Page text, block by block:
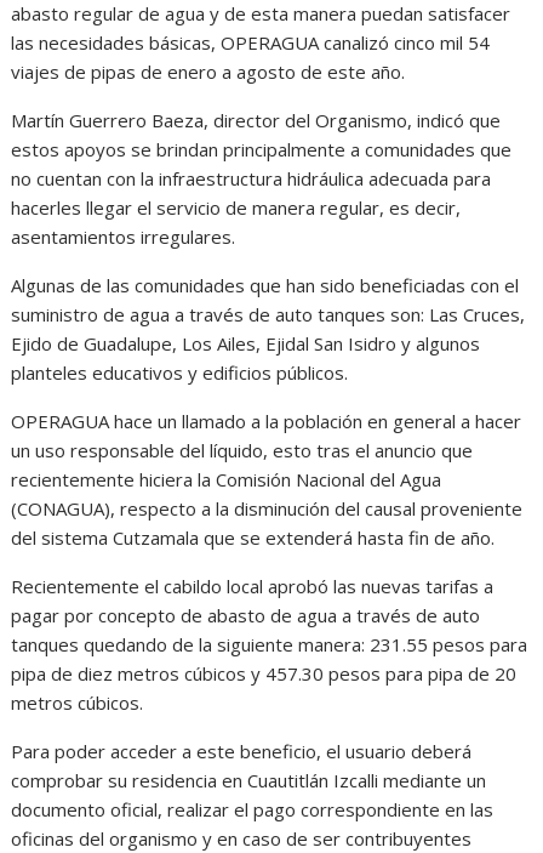
abasto regular de agua y de esta manera puedan satisfacer
las necesidades básicas, OPERAGUA canalizó cinco mil 54
viajes de pipas de enero a agosto de este año.
Martín Guerrero Baeza, director del Organismo, indicó que
estos apoyos se brindan principalmente a comunidades que
no cuentan con la infraestructura hidráulica adecuada para
hacerles llegar el servicio de manera regular, es decir,
asentamientos irregulares.
Algunas de las comunidades que han sido beneficiadas con el
suministro de agua a través de auto tanques son: Las Cruces,
Ejido de Guadalupe, Los Ailes, Ejidal San Isidro y algunos
planteles educativos y edificios públicos.
OPERAGUA hace un llamado a la población en general a hacer
un uso responsable del líquido, esto tras el anuncio que
recientemente hiciera la Comisión Nacional del Agua
(CONAGUA), respecto a la disminución del causal proveniente
del sistema Cutzamala que se extenderá hasta fin de año.
Recientemente el cabildo local aprobó las nuevas tarifas a
pagar por concepto de abasto de agua a través de auto
tanques quedando de la siguiente manera: 231.55 pesos para
pipa de diez metros cúbicos y 457.30 pesos para pipa de 20
metros cúbicos.
Para poder acceder a este beneficio, el usuario deberá
comprobar su residencia en Cuautitlán Izcalli mediante un
documento oficial, realizar el pago correspondiente en las
oficinas del organismo y en caso de ser contribuyentes